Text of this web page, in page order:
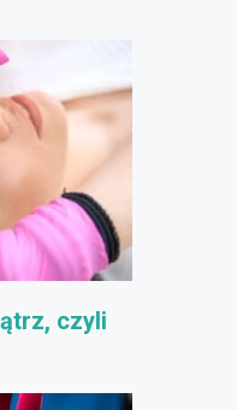
czyli